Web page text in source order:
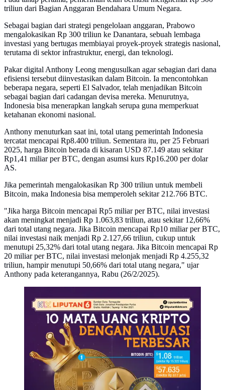
triliun dari Bagian Anggaran Bendahara Umum Negara.
Sebagai bagian dari strategi pengelolaan anggaran, Prabowo
mengalokasikan Rp 300 triliun ke Danantara, sebuah lembaga
investasi yang bertugas membiayai proyek-proyek strategis nasional,
terutama di sektor infrastruktur, energi, dan teknologi.
Pakar digital Anthony Leong mengusulkan agar sebagian dari dana
efisiensi tersebut diinvestasikan dalam Bitcoin. Ia mencontohkan
beberapa negara, seperti El Salvador, telah menjadikan Bitcoin
sebagai bagian dari cadangan devisa mereka. Menurutnya,
Indonesia bisa menerapkan langkah serupa guna memperkuat
ketahanan ekonomi nasional.
Anthony menuturkan saat ini, total utang pemerintah Indonesia
tercatat mencapai Rp8.400 triliun. Sementara itu, per 25 Februari
2025, harga Bitcoin berada di kisaran USD 87.149 atau sekitar
Rp1,41 miliar per BTC, dengan asumsi kurs Rp16.200 per dolar
AS.
Jika pemerintah mengalokasikan Rp 300 triliun untuk membeli
Bitcoin, maka Indonesia bisa memperoleh sekitar 212.766 BTC.
"Jika harga Bitcoin mencapai Rp5 miliar per BTC, nilai investasi
akan meningkat menjadi Rp 1.063,83 triliun, atau sekitar 12,66%
dari total utang negara. Jika Bitcoin mencapai Rp10 miliar per BTC,
nilai investasi naik menjadi Rp 2.127,66 triliun, cukup untuk
menutupi 25,32% dari total utang negara. Jika Bitcoin mencapai Rp
20 miliar per BTC, nilai investasi melonjak menjadi Rp 4.255,32
triliun, hampir menutupi 50,66% dari total utang negara," ujar
Anthony pada keterangannya, Rabu (26/2/2025).